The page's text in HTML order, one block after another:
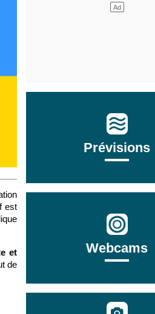
est
et
de
Prévisions
Webcams